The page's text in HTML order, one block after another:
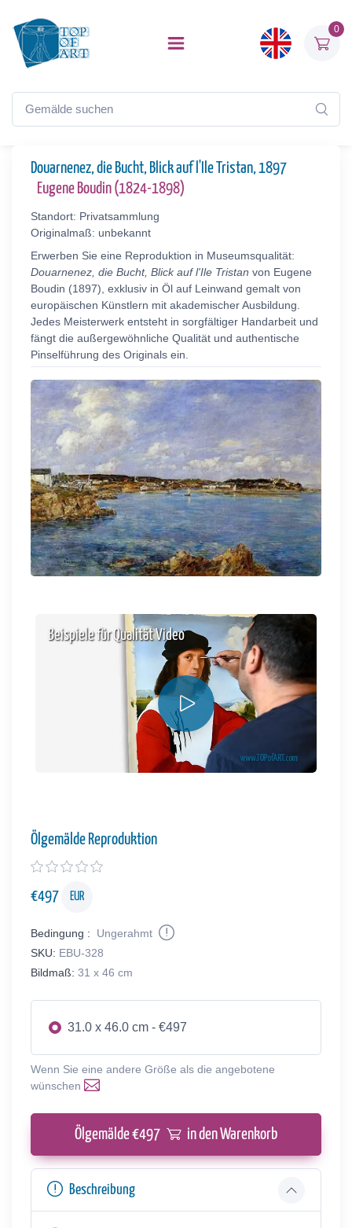
0
Douarnenez, die Bucht, Blick auf l'Ile Tristan, 1897
Eugene Boudin (1824-1898)
Standort: Privatsammlung
Originalmaß: unbekannt
Erwerben Sie eine Reproduktion in Museumsqualität:
Douarnenez, die Bucht, Blick auf l'Ile Tristan von Eugene
Boudin (1897), exklusiv in Öl auf Leinwand gemalt von
europäischen Künstlern mit akademischer Ausbildung.
Jedes Meisterwerk entsteht in sorgfältiger Handarbeit und
fängt die außergewöhnliche Qualität und authentische
Pinselführung des Originals ein.
Beispiele für Qualität Video
Ölgemälde Reproduktion
€497 EUR
Bedingung :
Ungerahmt
SKU: EBU-328
Bildmaß: 31 x 46 cm
31.0 x 46.0 cm - €497
Wenn Sie eine andere Größe als die angebotene
wünschen
Ölgemälde €497 in den Warenkorb
Beschreibung